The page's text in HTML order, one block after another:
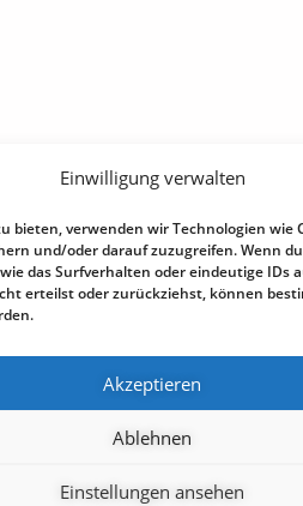
Einwilligung verwalten
bieten, verwenden wir Technologien wie
und/oder darauf zuzugreifen. Wenn
das Surfverhalten oder eindeutige IDs
erteilst oder zurückziehst, können
Akzeptieren
Ablehnen
Einstellungen ansehen